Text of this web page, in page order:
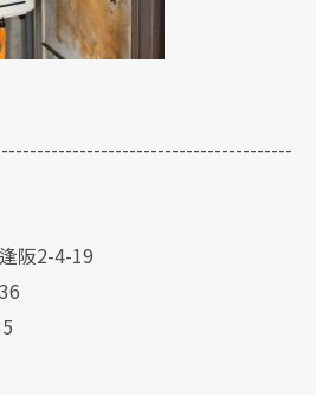
阪2-4-19